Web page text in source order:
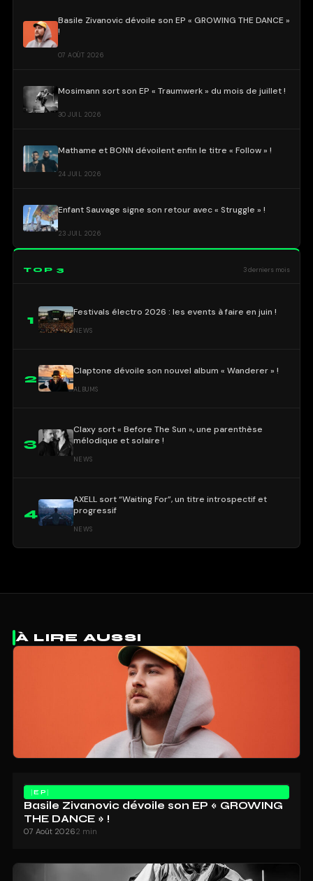
Basile Zivanovic dévoile son EP « GROWING THE DANCE »
!
07 AOÛT 2026
Mosimann sort son EP « Traumwerk » du mois de juillet !
30 JUIL 2026
Mathame et BONN dévoilent enfin le titre « Follow » !
24 JUIL 2026
Enfant Sauvage signe son retour avec « Struggle » !
23 JUIL 2026
TOP 3 3 derniers mois
1
Festivals électro 2026 : les events à faire en juin !
NEWS
2
Claptone dévoile son nouvel album « Wanderer » !
ALBUMS
3
Claxy sort « Before The Sun », une parenthèse
mélodique et solaire !
NEWS
4
AXELL sort “Waiting For”, un titre introspectif et
progressif
NEWS
À LIRE AUSSI
EP
Basile Zivanovic dévoile son EP « GROWING
THE DANCE » !
07 Août 20262 min